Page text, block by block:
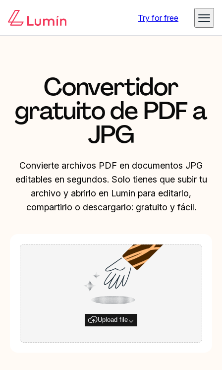
Try for free
Convertidor
gratuito de PDF a
JPG
Convierte archivos PDF en documentos JPG
editables en segundos. Solo tienes que subir tu
archivo y abrirlo en Lumin para editarlo,
compartirlo o descargarlo: gratuito y fácil.
Upload file